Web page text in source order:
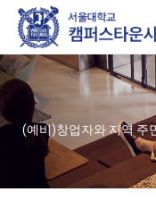
(예비)창업자와 지역 주